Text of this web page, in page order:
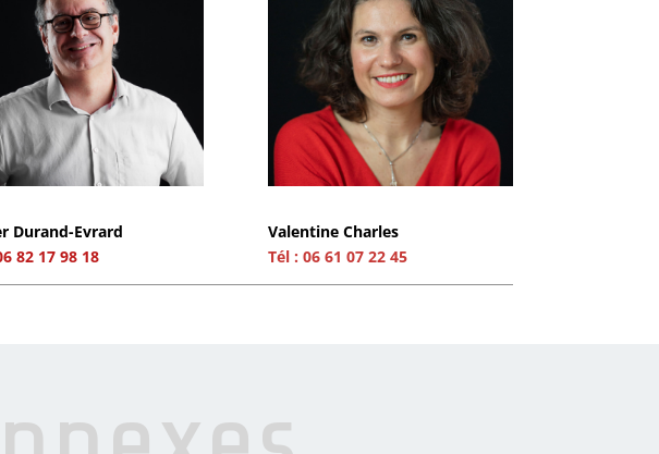
Durand-Evrard
82 17 98 18
Valentine Charles
Tél : 06 61 07 22 45